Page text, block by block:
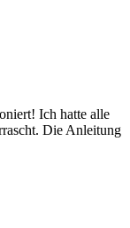
Ich hatte alle
Die Anleitung